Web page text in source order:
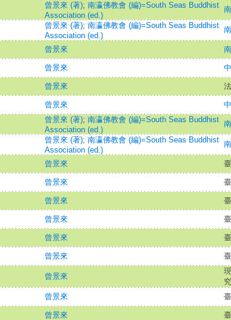
曾景來 (著); 南瀛佛教會 (編)=South Seas Buddhist
Association (ed.)
曾景來 (著); 南瀛佛教會 (編)=South Seas Buddhist
Association (ed.)
曾景來
曾景來
曾景來
曾景來
曾景來 (著); 南瀛佛教會 (編)=South Seas Buddhist
Association (ed.)
曾景來 (著); 南瀛佛教會 (編)=South Seas Buddhist
Association (ed.)
曾景來
曾景來
曾景來
曾景來
曾景來
曾景來
曾景來
曾景來
曾景來